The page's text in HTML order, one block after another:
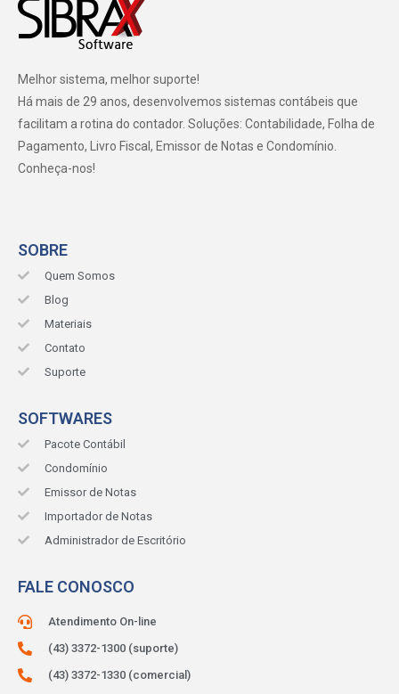
Melhor sistema, melhor suporte!
Há mais de 29 anos, desenvolvemos sistemas contábeis que
facilitam a rotina do contador. Soluções: Contabilidade, Folha de
Pagamento, Livro Fiscal, Emissor de Notas e Condomínio.
Conheça-nos!
SOBRE
Quem Somos
Blog
Materiais
Contato
Suporte
SOFTWARES
Pacote Contábil
Condomínio
Emissor de Notas
Importador de Notas
Administrador de Escritório
FALE CONOSCO
Atendimento On-line
(43) 3372-1300 (suporte)
(43) 3372-1330 (comercial)